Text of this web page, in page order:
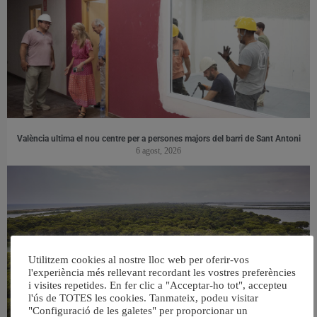
València ultima el nou centre per a persones majors del barri de Sant Antoni
6 agost, 2026
Utilitzem cookies al nostre lloc web per oferir-vos
l'experiència més rellevant recordant les vostres preferències
i visites repetides. En fer clic a "Acceptar-ho tot", accepteu
l'ús de TOTES les cookies. Tanmateix, podeu visitar
"Configuració de les galetes" per proporcionar un